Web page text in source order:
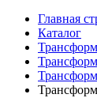
Главная
Каталог